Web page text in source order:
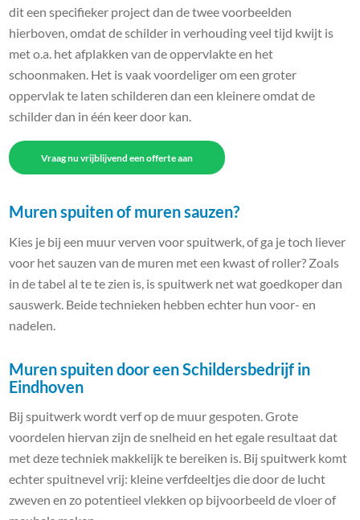
dit een specifieker project dan de twee voorbeelden
hierboven, omdat de schilder in verhouding veel tijd kwijt is
met o.a. het afplakken van de oppervlakte en het
schoonmaken. Het is vaak voordeliger om een groter
oppervlak te laten schilderen dan een kleinere omdat de
schilder dan in één keer door kan.
Vraag nu vrijblijvend een offerte aan
Muren spuiten of muren sauzen?
Kies je bij een muur verven voor spuitwerk, of ga je toch liever
voor het sauzen van de muren met een kwast of roller? Zoals
in de tabel al te te zien is, is spuitwerk net wat goedkoper dan
sauswerk. Beide technieken hebben echter hun voor- en
nadelen.
Muren spuiten door een Schildersbedrijf in
Eindhoven
Bij spuitwerk wordt verf op de muur gespoten. Grote
voordelen hiervan zijn de snelheid en het egale resultaat dat
met deze techniek makkelijk te bereiken is. Bij spuitwerk komt
echter spuitnevel vrij: kleine verfdeeltjes die door de lucht
zweven en zo potentieel vlekken op bijvoorbeeld de vloer of